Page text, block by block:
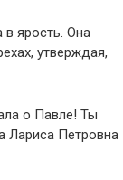
в ярость. Она
утверждая,
о Павле! Ты
Лариса Петровна